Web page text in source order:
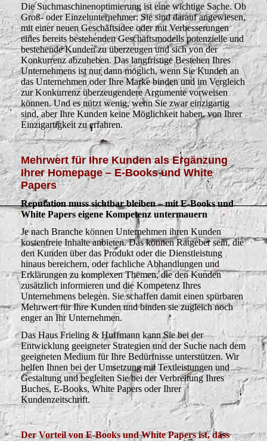
Die Suchmaschinenoptimierung ist eine wichtige Sache. Ob
Groß- oder Einzelunternehmer: Sie sind darauf angewiesen,
mit einer neuen Geschäftsidee oder mit Verbesserungen
eines bereits bestehenden Geschäftsmodells potenzielle und
bestehende Kunden zu überzeugen und sich von der
Konkurrenz abzuheben. Das langfristige Bestehen Ihres
Unternehmens ist nur dann möglich, wenn Sie Kunden an
das Unternehmen oder Ihre Marke binden und im Vergleich
zur Konkurrenz überzeugendere Argumente vorweisen
können. Und es nützt wenig, wenn Sie zwar einzigartig
sind, aber Ihre Kunden keine Möglichkeit haben, von Ihrer
Einzigartigkeit zu erfahren.
Mehrwert für Ihre Kunden als Ergänzung
Ihrer Homepage – E-Books und White
Papers
Reputation muss sichtbar bleiben – mit E-Books und
White Papers eigene Kompetenz untermauern
Je nach Branche können Unternehmen ihren Kunden
kostenfreie Inhalte anbieten. Das können Ratgeber sein, die
den Kunden über das Produkt oder die Dienstleistung
hinaus bereichern, oder fachliche Abhandlungen und
Erklärungen zu komplexen Themen, die den Kunden
zusätzlich informieren und die Kompetenz Ihres
Unternehmens belegen. Sie schaffen damit einen spürbaren
Mehrwert für Ihre Kunden und binden sie zugleich noch
enger an Ihr Unternehmen.
Das Haus Frieling & Huffmann kann Sie bei der
Entwicklung geeigneter Strategien und der Suche nach dem
geeigneten Medium für Ihre Bedürfnisse unterstützen. Wir
helfen Ihnen bei der Umsetzung mit Textleistungen und
Gestaltung und begleiten Sie bei der Verbreitung Ihres
Buches, E-Books, White Papers oder Ihrer
Kundenzeitschrift.
Der Vorteil von E-Books und White Papers ist, dass